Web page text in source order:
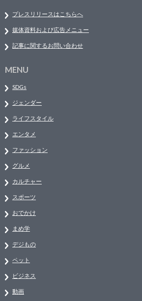
プレスリリースはこちらへ
媒体資料および広告メニュー
記事に関するお問い合わせ
MENU
SDGs
ジェンダー
ライフスタイル
エンタメ
ファッション
グルメ
カルチャー
スポーツ
おでかけ
まめ学
デジもの
ペット
ビジネス
動画